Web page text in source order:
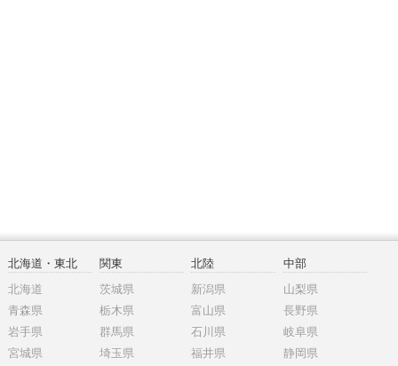
北海道・東北
北海道
青森県
岩手県
宮城県
関東
茨城県
栃木県
群馬県
埼玉県
北陸
新潟県
富山県
石川県
福井県
中部
山梨県
長野県
岐阜県
静岡県